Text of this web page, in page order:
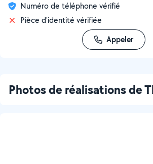
Numéro de téléphone vérifié
Pièce d'identité vérifiée
Appeler
Photos de réalisations de